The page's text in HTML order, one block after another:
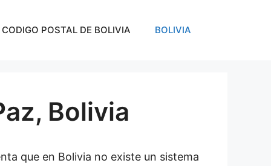
CODIGO POSTAL DE BOLIVIA BOLIVIA
Bolivia
que en Bolivia no existe un sistema